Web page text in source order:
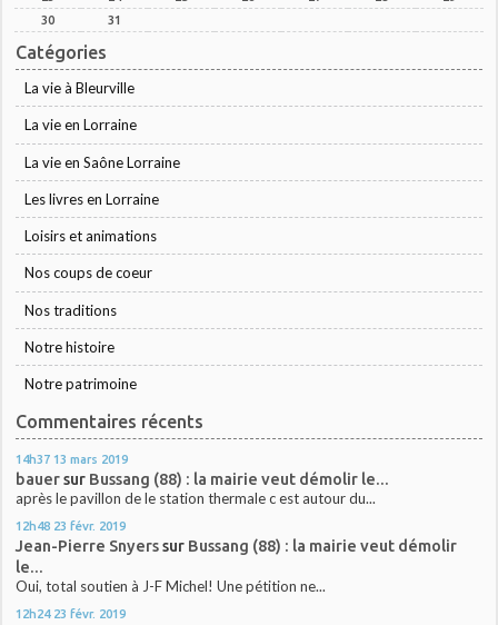
30
31
Catégories
La vie à Bleurville
La vie en Lorraine
La vie en Saône Lorraine
Les livres en Lorraine
Loisirs et animations
Nos coups de coeur
Nos traditions
Notre histoire
Notre patrimoine
Commentaires récents
14h37 13 mars 2019
bauersur Bussang (88) : la mairie veut démolir le...
après le pavillon de le station thermale c est autour du...
12h48 23 févr. 2019
Jean-Pierre Snyerssur Bussang (88) : la mairie veut démolir
le...
Oui, total soutien à J-F Michel! Une pétition ne...
12h24 23 févr. 2019